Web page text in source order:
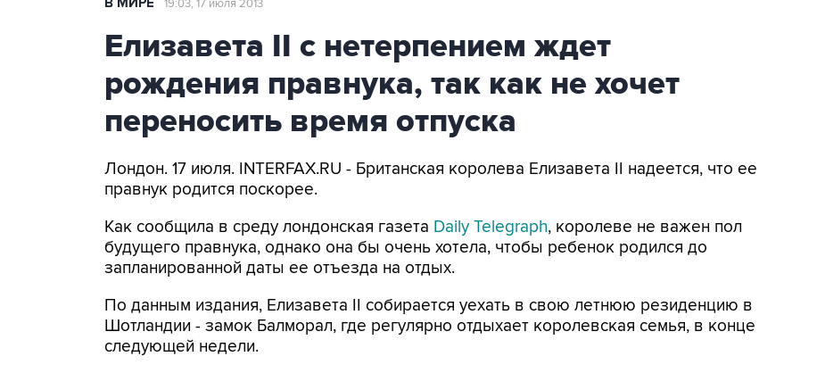
19:03, 17 июля 2013
Елизавета II с нетерпением ждет
рождения правнука, так как не хочет
переносить время отпуска
Лондон. 17 июля. INTERFAX.RU - Британская королева Елизавета II надеется, что ее
правнук родится поскорее.
Как сообщила в среду лондонская газета Daily Telegraph, королеве не важен пол
будущего правнука, однако она бы очень хотела, чтобы ребенок родился до
запланированной даты ее отъезда на отдых.
По данным издания, Елизавета II собирается уехать в свою летнюю резиденцию в
Шотландии - замок Балморал, где регулярно отдыхает королевская семья, в конце
следующей недели.